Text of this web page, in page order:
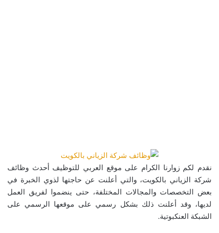
نقدم لكم زوارنا الكرام على موقع العربي للتوظيف أحدث وظائف
شركة الزياني بالكويت، والتي أعلنت عن حاجتها لذوي الخبرة في
بعض التخصصات والمجالات المختلفة، حتى ينضموا لفريق العمل
لديها، وقد أعلنت ذلك بشكل رسمي على موقعها الرسمي على
الشبكة العنكبوتية.